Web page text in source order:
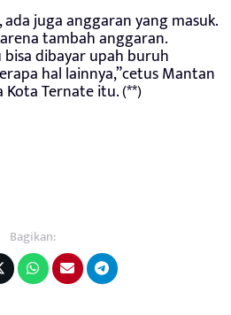
juga anggaran yang masuk.
tambah anggaran.
dibayar upah buruh
hal lainnya,”cetus Mantan
Ternate itu. (**)
Bagikan: